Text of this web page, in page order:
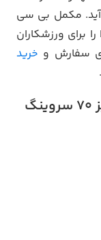
مکمل بی سی
را برای ورزشکاران
سفارش و خرید